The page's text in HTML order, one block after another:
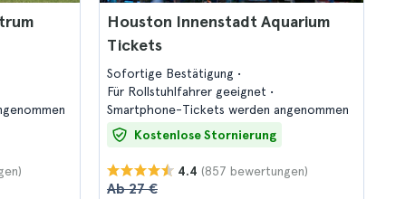
Houston Innenstadt Aquarium
Tickets
Sofortige Bestätigung
Für Rollstuhlfahrer geeignet
Smartphone-Tickets werden angenommen
Kostenlose Stornierung
4.4 (857 bewertungen)
Ab 27 €